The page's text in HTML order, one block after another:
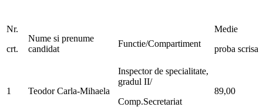
Nr.
crt.
Nume si prenume
candidat
Functie/Compartiment
Medie
proba scrisa
1 Teodor Carla-Mihaela
Inspector de specialitate,
gradul II/
Comp.Secretariat
89,00